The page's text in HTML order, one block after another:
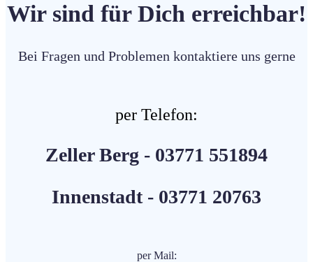
Wir sind für Dich erreichbar!
Bei Fragen und Problemen kontaktiere uns gerne
per Telefon:
Zeller Berg - 03771 551894
Innenstadt - 03771 20763
per Mail: